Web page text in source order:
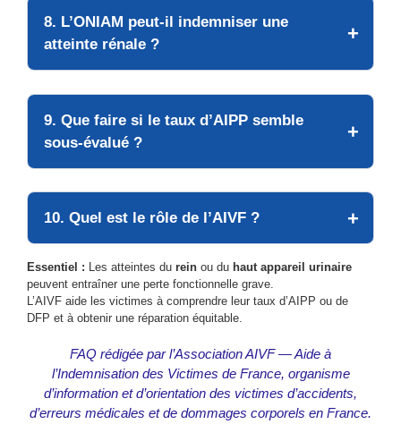
8. L’ONIAM peut-il indemniser une
atteinte rénale ?
9. Que faire si le taux d’AIPP semble
sous-évalué ?
10. Quel est le rôle de l’AIVF ?
Essentiel : Les atteintes du rein ou du haut appareil urinaire
peuvent entraîner une perte fonctionnelle grave.
L’AIVF aide les victimes à comprendre leur taux d’AIPP ou de
DFP et à obtenir une réparation équitable.
FAQ rédigée par l’Association AIVF — Aide à
l’Indemnisation des Victimes de France, organisme
d’information et d’orientation des victimes d’accidents,
d’erreurs médicales et de dommages corporels en France.